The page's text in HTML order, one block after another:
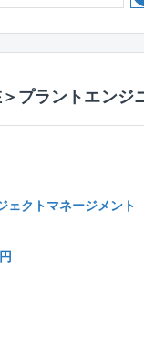
プラントエンジ
ェクトマネージメント